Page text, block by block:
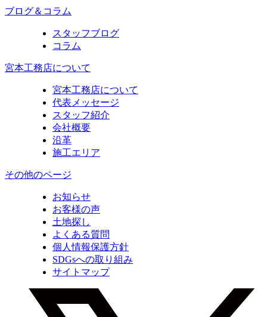
ブログ＆コラム
スタッフブログ
コラム
宮本工務店について
宮本工務店について
代表メッセージ
スタッフ紹介
会社概要
沿革
施工エリア
その他のページ
お知らせ
お客様の声
土地探し
よくある質問
個人情報保護方針
SDGsへの取り組み
サイトマップ